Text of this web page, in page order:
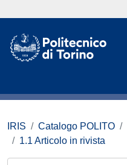
IRIS Catalogo POLITO
1.1 Articolo in rivista